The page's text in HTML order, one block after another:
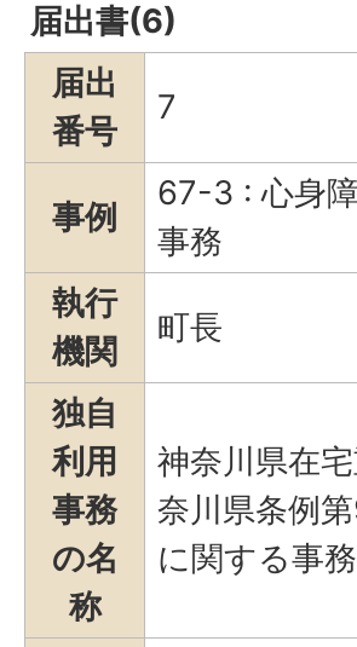
届出書(6)
届出
番号
7
事例
67-3 : 心身
事務
執行
機関
町長
独自
利用
事務
の名
称
神奈川県在
奈川県条例
に関する事